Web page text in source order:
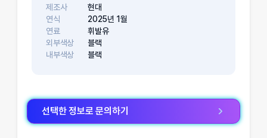
제조사
현대
연식
2025년 1월
연료
휘발유
외부색상
블랙
내부색상
블랙
선택한 정보로 문의하기